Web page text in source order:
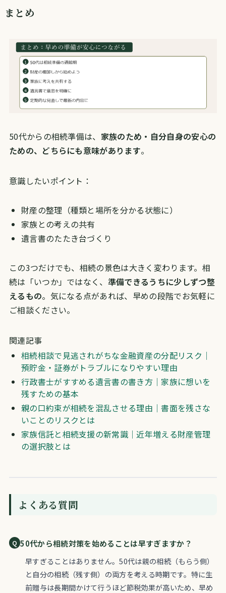
まとめ
50代からの相続準備は、 家族のため・自分自身の安心の
ための、どちらにも意味があります。
意識したいポイント：
財産の整理（種類と場所を分かる状態に）
家族との考えの共有
遺言書のたたき台づくり
この3つだけでも、相続の景色は大きく変わります。相
続は「いつか」ではなく、 準備できるうちに少しずつ整
えるもの。気になる点があれば、早めの段階でお気軽に
ご相談ください。
関連記事
相続相談で見逃されがちな金融資産の分配リスク｜
預貯金・証券がトラブルになりやすい理由
行政書士がすすめる遺言書の書き方｜家族に想いを
残すための基本
親の口約束が相続を混乱させる理由｜書面を残さな
いことのリスクとは
家族信託と相続支援の新常識｜近年増える財産管理
の選択肢とは
よくある質問
50代から相続対策を始めることは早すぎますか？
早すぎることはありません。50代は親の相続（もらう側）
と自分の相続（残す側）の両方を考える時期です。特に生
前贈与は長期間かけて行うほど節税効果が高いため、早め